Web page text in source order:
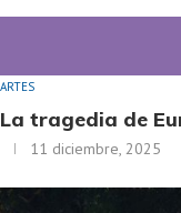
ARTES
La tragedia de
11 diciembre, 2025